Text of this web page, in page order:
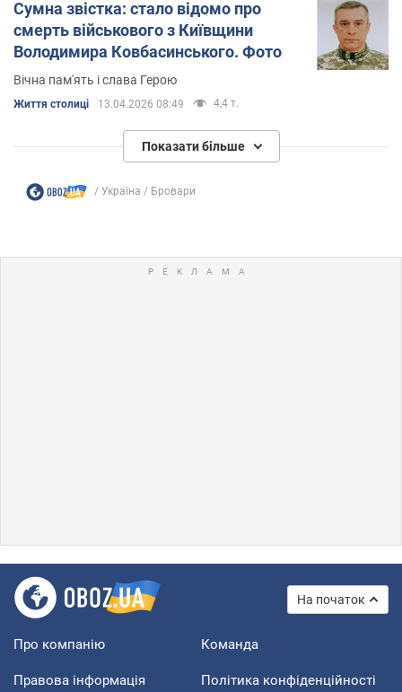
Сумна звістка: стало відомо про
смерть військового з Київщини
Володимира Ковбасинського. Фото
Вічна пам'ять і слава Герою
Життя столиці 13.04.2026 08:49 4,4 т.
Показати більше
Україна Бровари
На початок
Про компанію Команда
Правова інформація Політика конфіденційності